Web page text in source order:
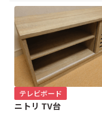
テレビボード
ニトリ TV台